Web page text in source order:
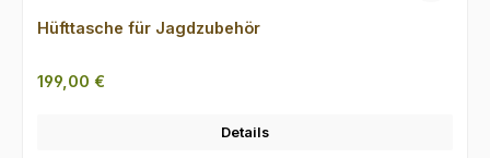
Hüfttasche für Jagdzubehör
Regulärer Preis:
199,00 €
Details